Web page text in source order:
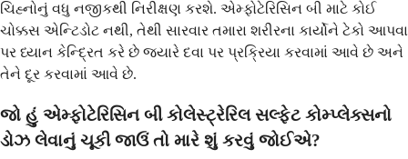
ચિહ્નોનું વધુ નજીકથી નિરીક્ષણ કરશે. એમ્ફોટેરિસિન બી માટે કોઈ
ચોક્કસ એન્ટિડોટ નથી, તેથી સારવાર તમારા શરીરના કાર્યોને ટેકો આપવા
પર ધ્યાન કેન્દ્રિત કરે છે જ્યારે દવા પર પ્રક્રિયા કરવામાં આવે છે અને
તેને દૂર કરવામાં આવે છે.
જો હું એમ્ફોટેરિસિન બી કોલેસ્ટ્રેરિલ સલ્ફેટ કોમ્પ્લેક્સનો
ડોઝ લેવાનું ચૂકી જાઉં તો મારે શું કરવું જોઈએ?